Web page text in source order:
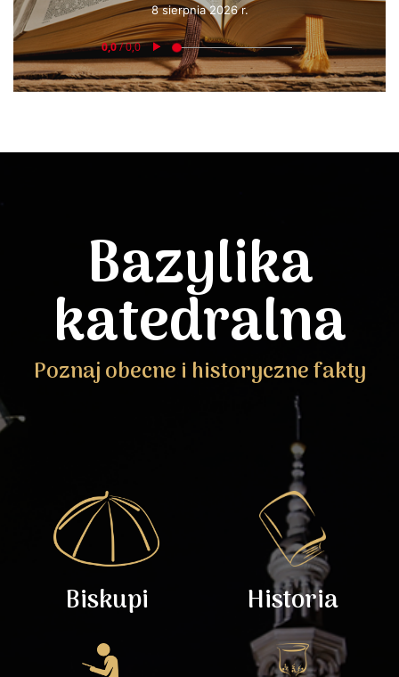
8 sierpnia 2026 r.
Bazylika
katedralna
Poznaj obecne i historyczne fakty
Biskupi Historia